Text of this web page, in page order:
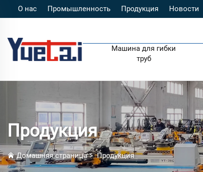
О нас Промышленность Продукция Новости
Машина для гибки
труб
Продукция
Домашняя страница>Продукция